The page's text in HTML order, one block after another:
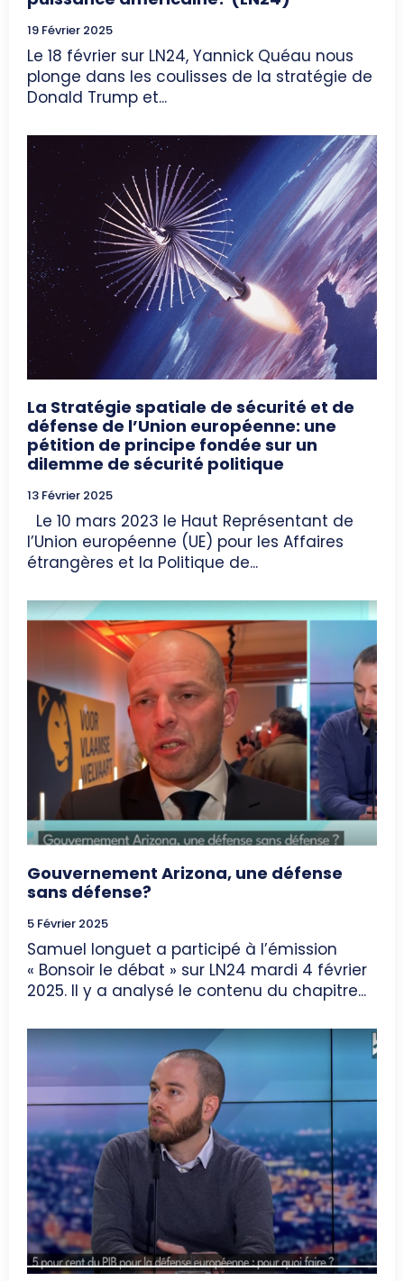
19 Février 2025
Le 18 février sur LN24, Yannick Quéau nous
plonge dans les coulisses de la stratégie de
Donald Trump et...
La Stratégie spatiale de sécurité et de
défense de l’Union européenne: une
pétition de principe fondée sur un
dilemme de sécurité politique
13 Février 2025
Le 10 mars 2023 le Haut Représentant de
l’Union européenne (UE) pour les Affaires
étrangères et la Politique de...
Gouvernement Arizona, une défense
sans défense?
5 Février 2025
Samuel longuet a participé à l’émission
« Bonsoir le débat » sur LN24 mardi 4 février
2025. Il y a analysé le contenu du chapitre...